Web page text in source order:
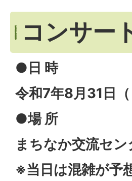
コンサー
●日 時
令和7年8月31日
●場 所
まちなか交流セ
※当日は混雑が予